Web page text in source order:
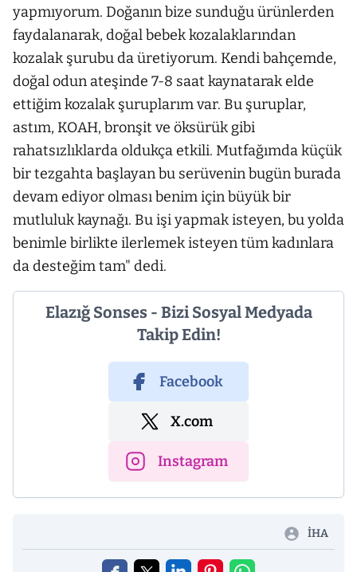
yapmıyorum. Doğanın bize sunduğu ürünlerden
faydalanarak, doğal bebek kozalaklarından
kozalak şurubu da üretiyorum. Kendi bahçemde,
doğal odun ateşinde 7-8 saat kaynatarak elde
ettiğim kozalak şuruplarım var. Bu şuruplar,
astım, KOAH, bronşit ve öksürük gibi
rahatsızlıklarda oldukça etkili. Mutfağımda küçük
bir tezgahta başlayan bu serüvenin bugün burada
devam ediyor olması benim için büyük bir
mutluluk kaynağı. Bu işi yapmak isteyen, bu yolda
benimle birlikte ilerlemek isteyen tüm kadınlara
da desteğim tam" dedi.
Elazığ Sonses - Bizi Sosyal Medyada
Takip Edin!
Facebook
X.com
Instagram
İHA